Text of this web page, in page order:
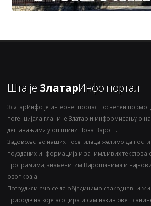
Шта је ЗлатарИнфо портал
ЗлатарИнфо је интернет портал посвећен
потенцијала планине Златар и информисању о
дешавањима у општини Нова Варош.
Задовољство наших посетилаца желимо да
поузданих информација и занимљивих текстова
програмима, знаменитим Варошанима и
овог краја.
Потрудили смо се да објединимо свакодневни
природе на које асоцира и сам назив ове